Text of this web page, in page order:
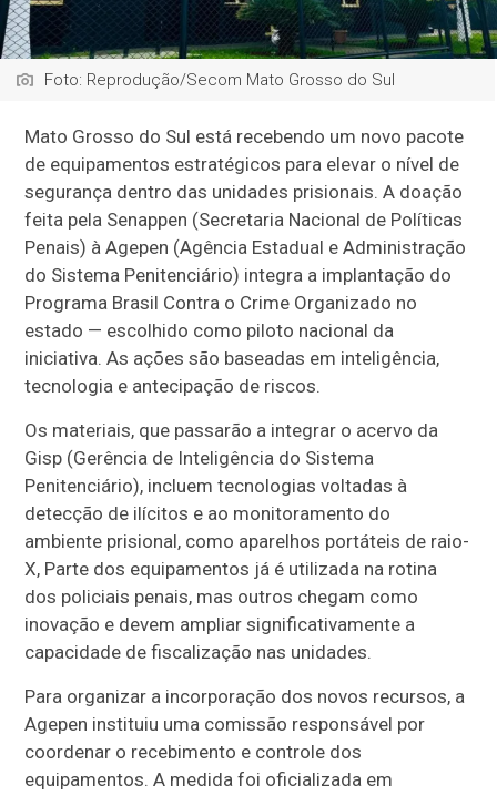
Foto: Reprodução/Secom Mato Grosso do Sul
Mato Grosso do Sul está recebendo um novo pacote
de equipamentos estratégicos para elevar o nível de
segurança dentro das unidades prisionais. A doação
feita pela Senappen (Secretaria Nacional de Políticas
Penais) à Agepen (Agência Estadual e Administração
do Sistema Penitenciário) integra a implantação do
Programa Brasil Contra o Crime Organizado no
estado — escolhido como piloto nacional da
iniciativa. As ações são baseadas em inteligência,
tecnologia e antecipação de riscos.
Os materiais, que passarão a integrar o acervo da
Gisp (Gerência de Inteligência do Sistema
Penitenciário), incluem tecnologias voltadas à
detecção de ilícitos e ao monitoramento do
ambiente prisional, como aparelhos portáteis de raio-
X, Parte dos equipamentos já é utilizada na rotina
dos policiais penais, mas outros chegam como
inovação e devem ampliar significativamente a
capacidade de fiscalização nas unidades.
Para organizar a incorporação dos novos recursos, a
Agepen instituiu uma comissão responsável por
coordenar o recebimento e controle dos
equipamentos. A medida foi oficializada em